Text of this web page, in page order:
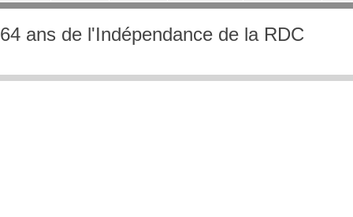
ACCUEIL
64 ans de l'Indépendance de la RDC